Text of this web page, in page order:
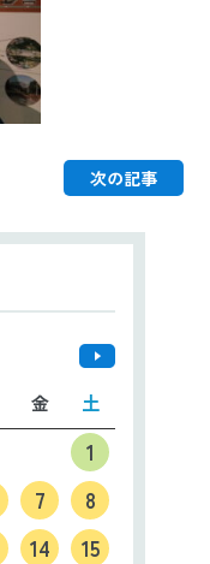
次の記事
金 土
1
7
8
14
15